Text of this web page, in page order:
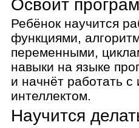
Получит опыт
разработки
Ребята работают как в
компании:
планируют сроки,
зрения,
помогут избегать
работе и личной жизни.
Сможет